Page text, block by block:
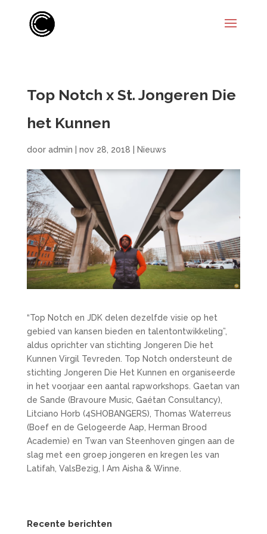
Top Notch x St. Jongeren Die
het Kunnen
door admin nov 28, 2018 Nieuws
“Top Notch en JDK delen dezelfde visie op het
gebied van kansen bieden en talentontwikkeling”,
aldus oprichter van stichting Jongeren Die het
Kunnen Virgil Tevreden. Top Notch ondersteunt de
stichting Jongeren Die Het Kunnen en organiseerde
in het voorjaar een aantal rapworkshops. Gaetan van
de Sande (Bravoure Music, Gaétan Consultancy),
Litciano Horb (4SHOBANGERS), Thomas Waterreus
(Boef en de Gelogeerde Aap, Herman Brood
Academie) en Twan van Steenhoven gingen aan de
slag met een groep jongeren en kregen les van
Latifah, ValsBezig, I Am Aisha & Winne.
Recente berichten